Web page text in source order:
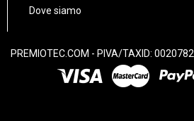
Dove siamo
PREMIOTEC.COM - PIVA/TAXID: